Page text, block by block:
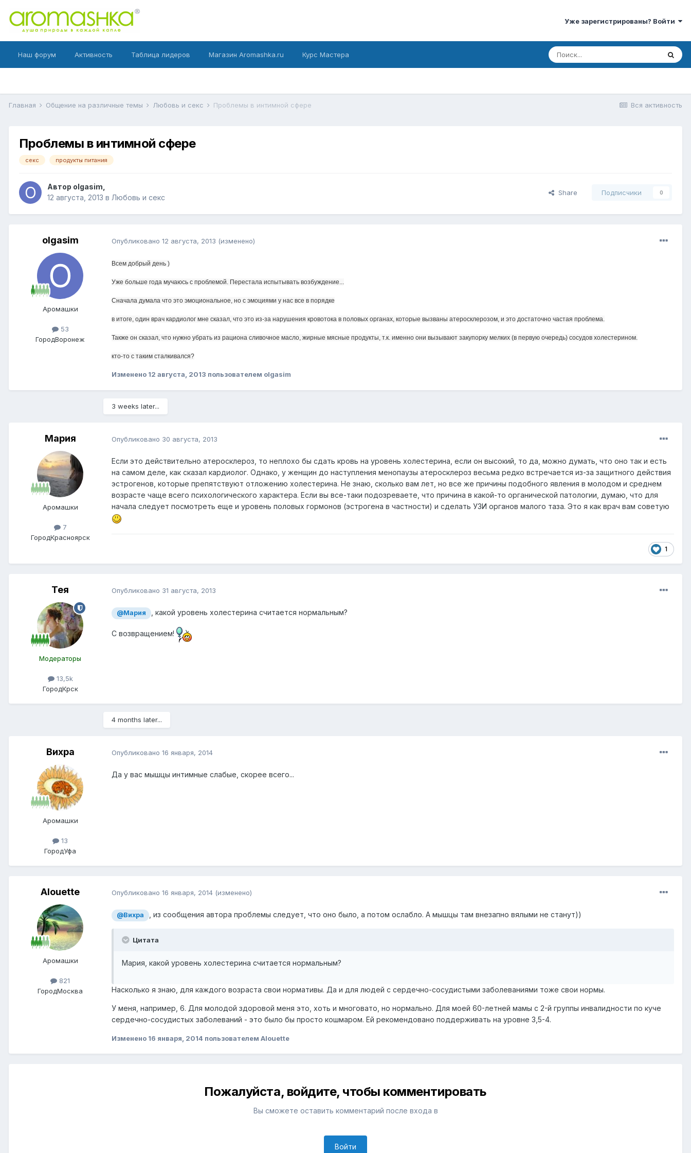
Уже зарегистрированы? Войти
Наш форум Активность Таблица лидеров Магазин Aromashka.ru Курс Мастера
Вся активность
Главная Общение на различные темы Любовь и секс Проблемы в интимной сфере
Проблемы в интимной сфере
секс продукты питания
Автор olgasim
12 августа, 2013 в Любовь и секс
Share Подписчики 0
olgasim
Аромашки
53
ГородВоронеж
Опубликовано 12 августа, 2013 (изменено)
Всем добрый день )
Уже больше года мучаюсь с проблемой. Перестала испытывать возбуждение...
Сначала думала что это эмоциональное, но с эмоциями у нас все в порядке
в итоге, один врач кардиолог мне сказал, что это из-за нарушения кровотока в половых органах, которые вызваны атеросклерозом, и это достаточно частая проблема.
Также он сказал, что нужно убрать из рациона сливочное масло, жирные мясные продукты, т.к. именно они вызывают закупорку мелких (в первую очередь) сосудов холестерином.
кто-то с таким сталкивался?
Изменено 12 августа, 2013 пользователем olgasim
3 weeks later...
Мария
Аромашки
7
ГородКрасноярск
Опубликовано 30 августа, 2013
Если это действительно атеросклероз, то неплохо бы сдать кровь на уровень холестерина, если он высокий, то да, можно думать, что оно так и есть
на самом деле, как сказал кардиолог. Однако, у женщин до наступления менопаузы атеросклероз весьма редко встречается из-за защитного действия
эстрогенов, которые препятствуют отложению холестерина. Не знаю, сколько вам лет, но все же причины подобного явления в молодом и среднем
возрасте чаще всего психологического характера. Если вы все-таки подозреваете, что причина в какой-то органической патологии, думаю, что для
начала следует посмотреть еще и уровень половых гормонов (эстрогена в частности) и сделать УЗИ органов малого таза. Это я как врач вам советую
1
Тея
Модераторы
13,5k
ГородКрск
Опубликовано 31 августа, 2013
@Мария , какой уровень холестерина считается нормальным?
С возвращением!
4 months later...
Вихра
Аромашки
13
ГородУфа
Опубликовано 16 января, 2014
Да у вас мышцы интимные слабые, скорее всего...
Alouette
Аромашки
821
ГородМосква
Опубликовано 16 января, 2014 (изменено)
@Вихра , из сообщения автора проблемы следует, что оно было, а потом ослабло. А мышцы там внезапно вялыми не станут))
Цитата
Мария, какой уровень холестерина считается нормальным?
Насколько я знаю, для каждого возраста свои нормативы. Да и для людей с сердечно-сосудистыми заболеваниями тоже свои нормы.
У меня, например, 6. Для молодой здоровой меня это, хоть и многовато, но нормально. Для моей 60-летней мамы с 2-й группы инвалидности по куче
сердечно-сосудистых заболеваний - это было бы просто кошмаром. Ей рекомендовано поддерживать на уровне 3,5-4.
Изменено 16 января, 2014 пользователем Alouette
Пожалуйста, войдите, чтобы комментировать
Вы сможете оставить комментарий после входа в
Войти